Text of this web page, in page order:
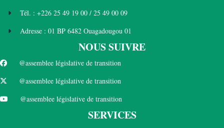
Tél. : +226 25 49 19 00 / 25 49 00 09
Adresse : 01 BP 6482 Ouagadougou 01
NOUS SUIVRE
@assemblee législative de transition
@assemblee législative de transition
@assemblee législative de transition
SERVICES